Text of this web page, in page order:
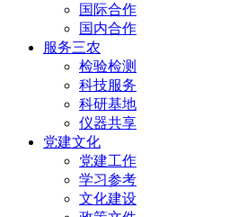
国际合作
国内合作
服务三农
检验检测
科技服务
科研基地
仪器共享
党建文化
党建工作
学习参考
文化建设